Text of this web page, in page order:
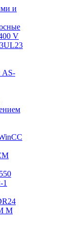
и
V
AS-
1
M